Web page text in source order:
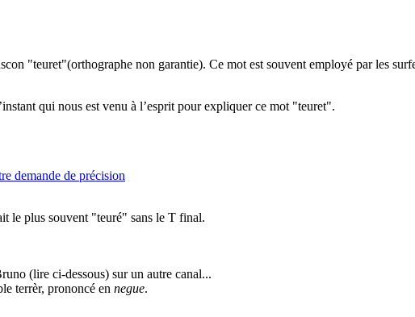
"teuret"(orthographe non garantie). Ce mot est souvent employé par les
qui nous est venu à l’esprit pour expliquer ce mot "teuret".
demande de précision
le plus souvent "teuré" sans le T final.
(lire ci-dessous) sur un autre canal...
terrèr, prononcé en negue.